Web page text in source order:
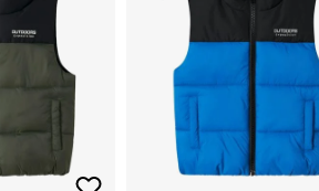
Бренды: